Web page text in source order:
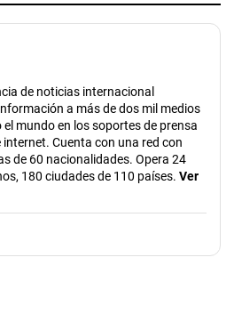
de noticias internacional
a más de dos mil medios
mundo en los soportes de prensa
Cuenta con una red con
de 60 nacionalidades. Opera 24
180 ciudades de 110 países. Ver